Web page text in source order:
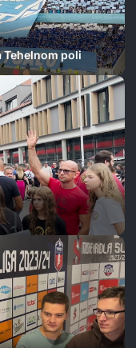
Tehelnom poli